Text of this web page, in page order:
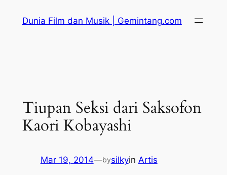
Dunia Film dan Musik | Gemintang.com
Tiupan Seksi dari Saksofon
Kaori Kobayashi
Mar 19, 2014—bysilkyin Artis